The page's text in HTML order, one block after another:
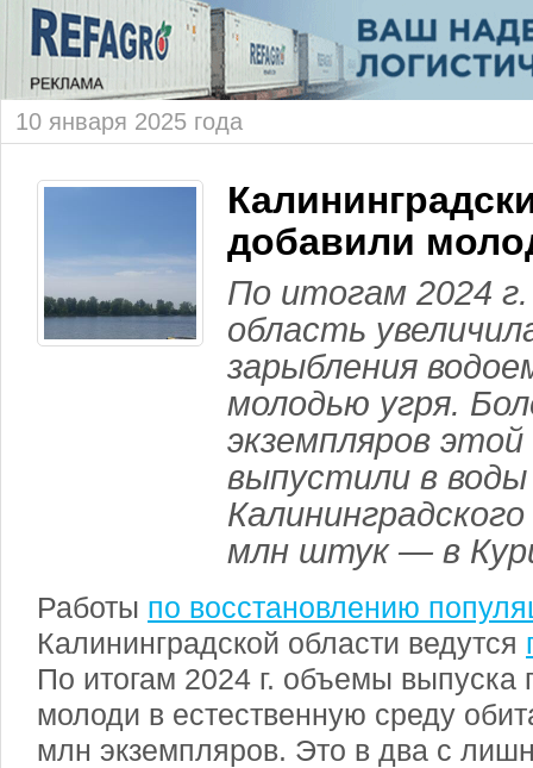
10 января 2025 года
добавили
По итогам 2024 г.
область
зарыбления
молодью угря.
экземпляров
выпустили в воды
млн штук — в
Работы по восстановлению
Калининградской области ведутся
По итогам 2024 г. объемы
молоди в естественную среду
млн экземпляров. Это в два с